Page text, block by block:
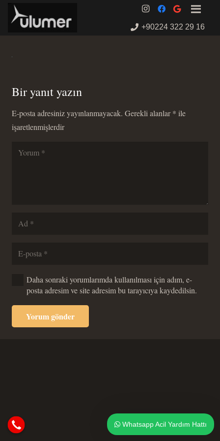
+90224 322 29 16
Bir yanıt yazın
E-posta adresiniz yayınlanmayacak. Gerekli alanlar* ile
işaretlenmişlerdir
Daha sonraki yorumlarımda kullanılması için adım, e-
posta adresim ve site adresim bu tarayıcıya kaydedilsin.
Yorum gönder
Whatsapp Acil Yardım Hattı